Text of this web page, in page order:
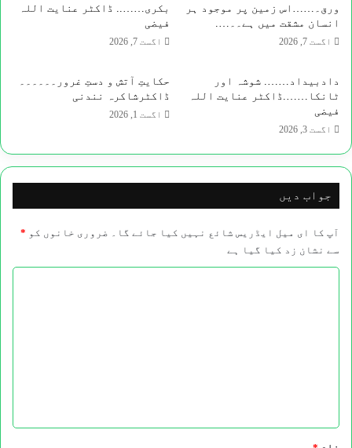
ورق۔……اس زمین پر موجود ہر
انسان مشقت میں ہے۔۔….
اگست 7, 2026
بکری…….. ڈاکٹر عنایت اللہ
فیضی
اگست 7, 2026
دادبیداد…….​ شوشہ اور
ٹانکا…….ڈاکٹر عنایت اللہ
فیضی
اگست 3, 2026
حکایتِ آتش و دستِ غرور۔۔۔۔۔۔
ڈاکٹرشاکرہ نندنی
اگست 1, 2026
جواب دیں
آپ کا ای میل ایڈریس شائع نہیں کیا جائے گا۔ ضروری خانوں کو *
سے نشان زد کیا گیا ہے